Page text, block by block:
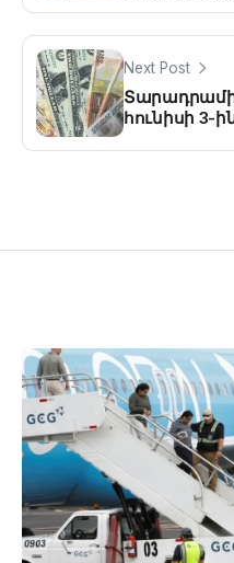
Next Post
հունիսի 3-